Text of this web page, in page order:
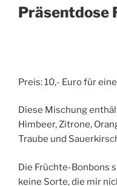
Präsentdose
Preis: 10,- Euro für
Diese Mischung
Himbeer, Zitrone,
Traube und
Die Früchte-Bonbons
keine Sorte, die mir